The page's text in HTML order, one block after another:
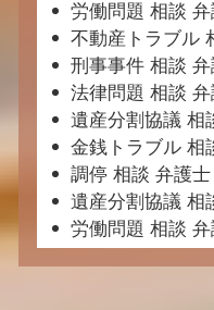
労働問題 相談 弁
不動産トラブル
刑事事件 相談
法律問題 相談
遺産分割協議 相
金銭トラブル 相
調停 相談 弁護士
遺産分割協議 相
労働問題 相談